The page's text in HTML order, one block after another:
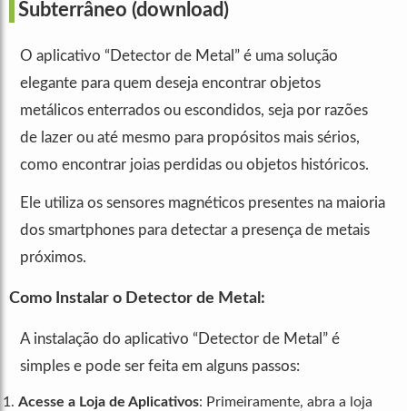
Subterrâneo (download)
O aplicativo “Detector de Metal” é uma solução
elegante para quem deseja encontrar objetos
metálicos enterrados ou escondidos, seja por razões
de lazer ou até mesmo para propósitos mais sérios,
como encontrar joias perdidas ou objetos históricos.
Ele utiliza os sensores magnéticos presentes na maioria
dos smartphones para detectar a presença de metais
próximos.
Como Instalar o Detector de Metal:
A instalação do aplicativo “Detector de Metal” é
simples e pode ser feita em alguns passos:
Acesse a Loja de Aplicativos: Primeiramente, abra a loja